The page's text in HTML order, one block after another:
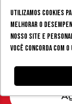
Utilizamos cookies
melhorar o
nosso site e
você concorda com
era
Teatro
Magno